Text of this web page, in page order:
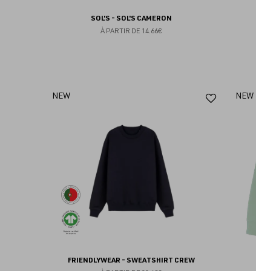
SOL'S - SOL'S CAMERON
À PARTIR DE 14.66€
NEW
FRIENDLYWEAR - SWEATSHIRT CREW
Ajouter
NEW